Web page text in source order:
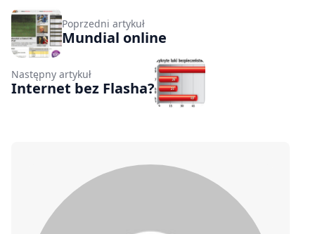
Poprzedni artykuł
Mundial online
Następny artykuł
Internet bez Flasha?